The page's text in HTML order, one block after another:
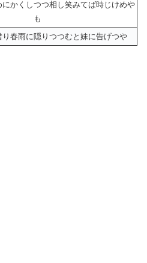
かくしつつ相し笑みてば時じけめや
も
春雨に隠りつつむと妹に告げつや